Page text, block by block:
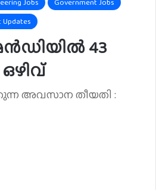
Jobs
Government Jobs
Updates
43
അവസാന തീയതി :